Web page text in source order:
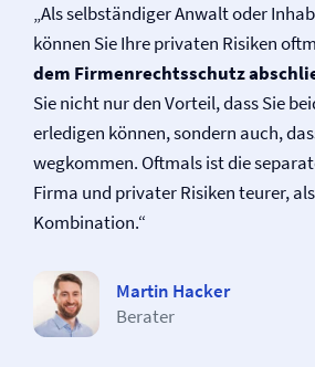
„Als selbständiger Anwalt oder
können Sie Ihre privaten Risiken
dem Firmen­rechtsschutz
Sie nicht nur den Vorteil, dass Sie
erledigen können, sondern auch,
wegkommen. Oftmals ist die
Firma und privater Risiken teurer,
Kombination.“
Martin Hacker
Berater